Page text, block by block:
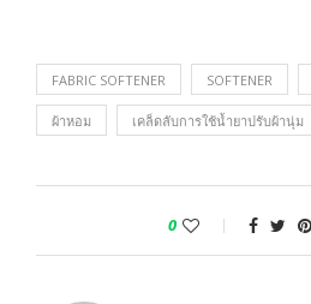
FABRIC SOFTENER SOFTENER
ผ้าหอม เคล็ดลับการใช้น้ำยาปรับผ้านุ่ม
0